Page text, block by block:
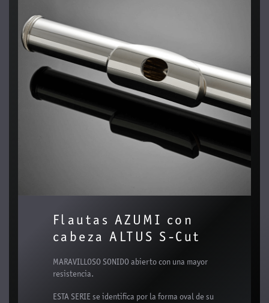
Flautas AZUMI con
cabeza ALTUS S-Cut
MARAVILLOSO SONIDO abierto con una mayor
resistencia.
ESTA SERIE se identifica por la forma oval de su